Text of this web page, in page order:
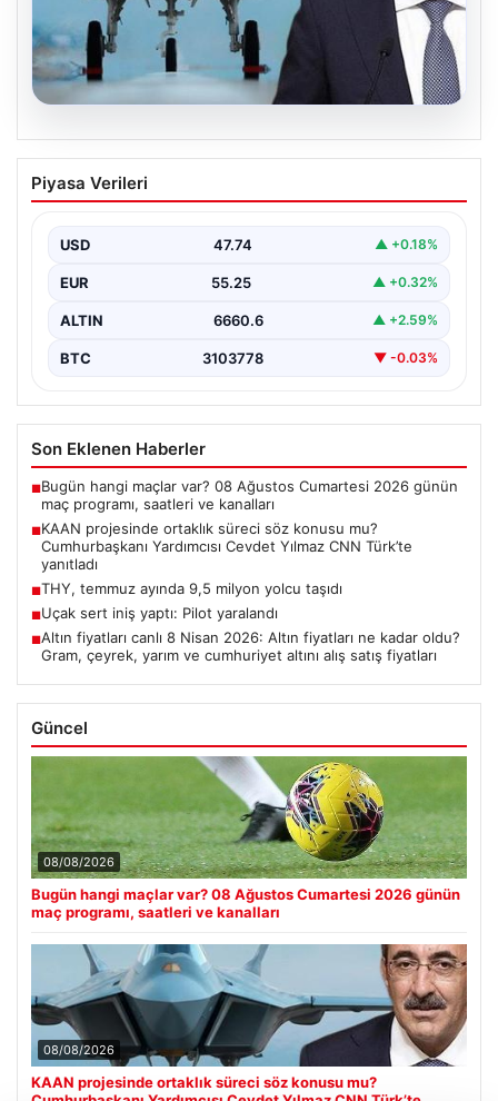
KAAN projesinde ortaklık süreci söz
konusu mu? Cumhurbaşkanı Yardımcısı
Cumhurbaşkanı Yardımcısı Cevdet Yılmaz, CNN Türk
Ortak…
Piyasa Verileri
USD 47.74 ▲ +0.18%
EUR 55.25 ▲ +0.32%
ALTIN 6660.6 ▲ +2.59%
BTC 3103778 ▼ -0.03%
Son Eklenen Haberler
■Bugün hangi maçlar var? 08 Ağustos Cumartesi 2026 günün
maç programı, saatleri ve kanalları
■KAAN projesinde ortaklık süreci söz konusu mu?
Cumhurbaşkanı Yardımcısı Cevdet Yılmaz CNN Türk’te
yanıtladı
■THY, temmuz ayında 9,5 milyon yolcu taşıdı
■Uçak sert iniş yaptı: Pilot yaralandı
■Altın fiyatları canlı 8 Nisan 2026: Altın fiyatları ne kadar oldu?
Gram, çeyrek, yarım ve cumhuriyet altını alış satış fiyatları
Güncel
08/08/2026
Bugün hangi maçlar var? 08 Ağustos Cumartesi 2026 günün
maç programı, saatleri ve kanalları
08/08/2026
KAAN projesinde ortaklık süreci söz konusu mu?